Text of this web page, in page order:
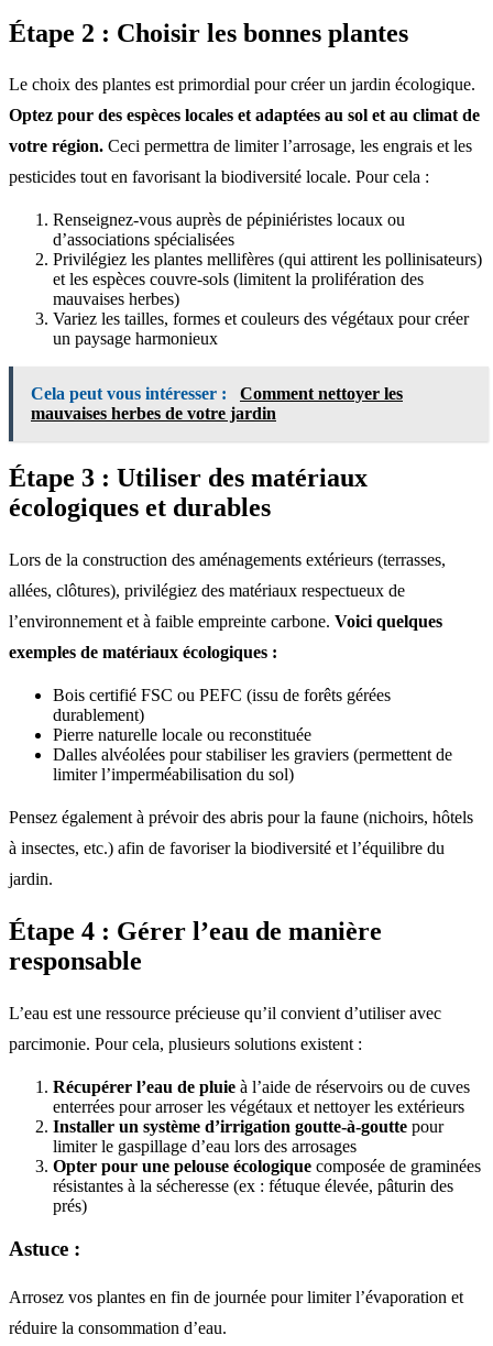
Étape 2 : Choisir les bonnes plantes
Le choix des plantes est primordial pour créer un jardin écologique.
Optez pour des espèces locales et adaptées au sol et au climat de
votre région. Ceci permettra de limiter l’arrosage, les engrais et les
pesticides tout en favorisant la biodiversité locale. Pour cela :
Renseignez-vous auprès de pépiniéristes locaux ou
d’associations spécialisées
Privilégiez les plantes mellifères (qui attirent les pollinisateurs)
et les espèces couvre-sols (limitent la prolifération des
mauvaises herbes)
Variez les tailles, formes et couleurs des végétaux pour créer
un paysage harmonieux
Cela peut vous intéresser :
Comment nettoyer les
mauvaises herbes de votre jardin
Étape 3 : Utiliser des matériaux
écologiques et durables
Lors de la construction des aménagements extérieurs (terrasses,
allées, clôtures), privilégiez des matériaux respectueux de
l’environnement et à faible empreinte carbone. Voici quelques
exemples de matériaux écologiques :
Bois certifié FSC ou PEFC (issu de forêts gérées
durablement)
Pierre naturelle locale ou reconstituée
Dalles alvéolées pour stabiliser les graviers (permettent de
limiter l’imperméabilisation du sol)
Pensez également à prévoir des abris pour la faune (nichoirs, hôtels
à insectes, etc.) afin de favoriser la biodiversité et l’équilibre du
jardin.
Étape 4 : Gérer l’eau de manière
responsable
L’eau est une ressource précieuse qu’il convient d’utiliser avec
parcimonie. Pour cela, plusieurs solutions existent :
Récupérer l’eau de pluie à l’aide de réservoirs ou de cuves
enterrées pour arroser les végétaux et nettoyer les extérieurs
Installer un système d’irrigation goutte-à-goutte pour
limiter le gaspillage d’eau lors des arrosages
Opter pour une pelouse écologique composée de graminées
résistantes à la sécheresse (ex : fétuque élevée, pâturin des
prés)
Astuce :
Arrosez vos plantes en fin de journée pour limiter l’évaporation et
réduire la consommation d’eau.